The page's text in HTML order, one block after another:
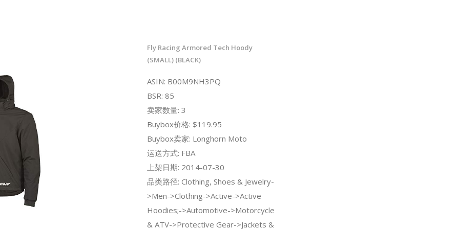
Fly Racing Armored Tech Hoody
(SMALL) (BLACK)
ASIN: B00M9NH3PQ
BSR: 85
卖家数量: 3
Buybox价格: $119.95
Buybox卖家: Longhorn Moto
运送方式: FBA
上架日期: 2014-07-30
品类路径: Clothing, Shoes & Jewelry-
>Men->Clothing->Active->Active
Hoodies;->Automotive->Motorcycle
& ATV->Protective Gear->Jackets &